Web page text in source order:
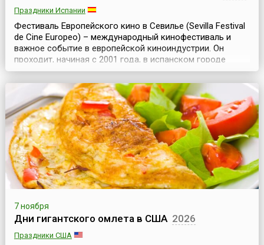
Праздники Испании
Фестиваль Европейского кино в Севилье (Sevilla Festival
de Cine Europeo) – международный кинофестиваль и
важное событие в европейской киноиндустрии. Он
проходит, начиная с 2001 года, в испанском городе
Севилья ежегодно в ноябре и длится примерно
неделю.В программе фестиваля представлены работы
мастеров киноискусства из десятков стран. Причем
здесь традиционно показывают самые свежие
европейски...
7 ноября
Дни гигантского омлета в США 2026
Праздники США